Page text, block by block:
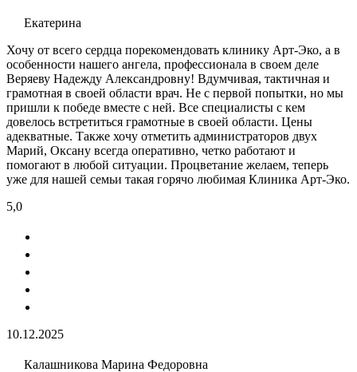
Екатерина
Хочу от всего сердца порекомендовать клинику Арт-Эко, а в
особенности нашего ангела, профессионала в своем деле
Веряеву Надежду Александровну! Вдумчивая, тактичная и
грамотная в своей области врач. Не с первой попытки, но мы
пришли к победе вместе с ней. Все специалисты с кем
довелось встретиться грамотные в своей области. Цены
адекватные. Также хочу отметить администраторов двух
Марий, Оксану всегда оперативно, четко работают и
помогают в любой ситуации. Процветание желаем, теперь
уже для нашей семьи такая горячо любимая Клиника Арт-Эко.
5,0
10.12.2025
Калашникова Марина Федоровна